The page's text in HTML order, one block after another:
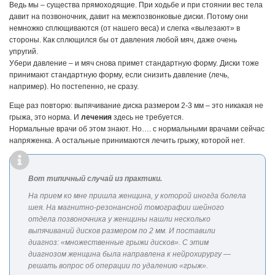
Ведь мы – существа прямоходящие. При ходьбе и при стоянии вес тела
давит на позвоночник, давит на межпозвонковые диски. Потому они
немножко сплющиваются (от нашего веса) и слегка «вылезают» в
стороны. Как сплющился бы от давления любой мяч, даже очень
упругий.
Убери давление – и мяч снова примет стандартную форму. Диски тоже
принимают стандартную форму, если снизить давление (лечь,
например). Но постепенно, не сразу.
Еще раз повторю: выпячивание диска размером 2-3 мм – это никакая не
грыжа, это норма. И лечения здесь не требуется.
Нормальные врачи об этом знают. Но…. с нормальными врачами сейчас
напряженка. А остальные принимаются лечить грыжу, которой нет.
Вот типичный случай из практики.
На прием ко мне пришла женщина, у которой иногда болела
шея. На магнитно-резонансной томографии шейного
отдела позвоночника у женщины нашли несколько
выпячиваний дисков размером по 2 мм. И поставили
диагноз: «множественные грыжи дисков». С этим
диагнозом женщина была направлена к нейрохирургу —
решать вопрос об операции по удалению «грыж».